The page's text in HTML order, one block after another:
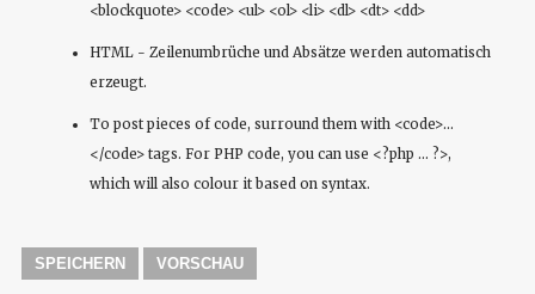
<blockquote> <code> <ul> <ol> <li> <dl> <dt> <dd>
HTML - Zeilenumbrüche und Absätze werden automatisch
erzeugt.
To post pieces of code, surround them with <code>...
</code> tags. For PHP code, you can use <?php ... ?>,
which will also colour it based on syntax.